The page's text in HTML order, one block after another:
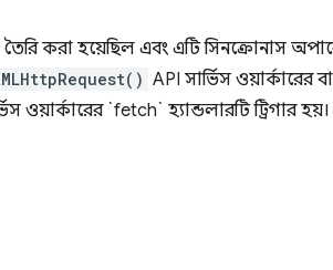
তৈরি করা হয়েছিল এবং এটি সিনক্রোনাস
API সার্ভিস ওয়ার্কারের
ওয়ার্কারের `fetch` হ্যান্ডলারটি ট্রিগার